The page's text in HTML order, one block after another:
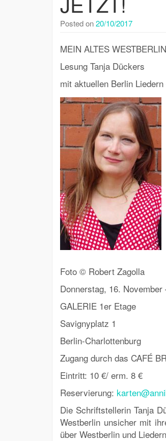
Posted on20/10/2017
MEIN ALTES WESTBERLIN
Lesung Tanja Dückers
mit aktuellen Berlin
Foto © Robert Zagolla
Donnerstag, 16. November
GALERIE 1er Etage
Savignyplatz 1
Berlin-Charlottenburg
Zugang durch das CAFÉ
Eintritt: 10 €/ erm. 8 €
Reservierung:
Die Schriftstellerin Tanja
Westberlin unsicher mit
über Westberlin und